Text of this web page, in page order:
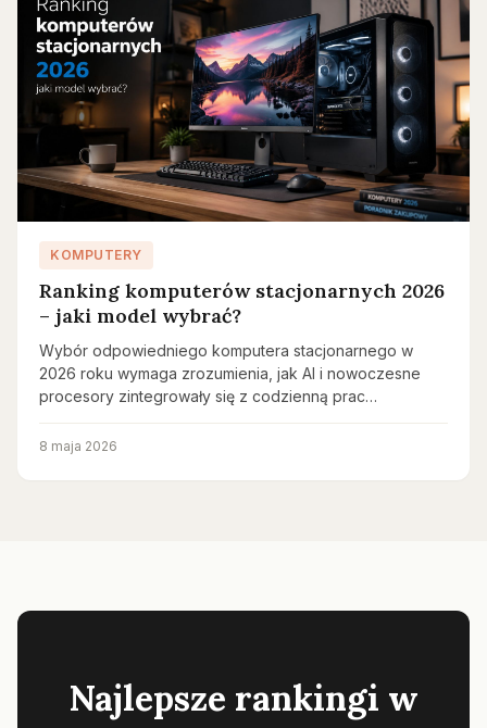
KOMPUTERY
Ranking komputerów stacjonarnych 2026
– jaki model wybrać?
Wybór odpowiedniego komputera stacjonarnego w
2026 roku wymaga zrozumienia, jak AI i nowoczesne
procesory zintegrowały się z codzienną prac…
8 maja 2026
Najlepsze rankingi w